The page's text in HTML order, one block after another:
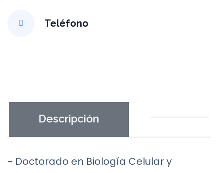
Teléfono
Descripción
- Doctorado en Biología Celular y